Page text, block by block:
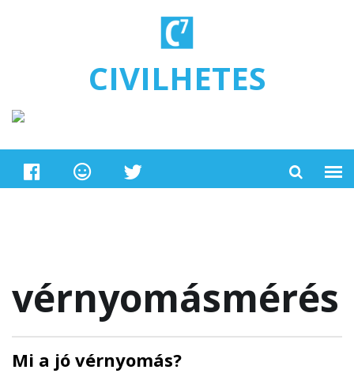
CIVILHETES
vérnyomásmérés
Mi a jó vérnyomás?